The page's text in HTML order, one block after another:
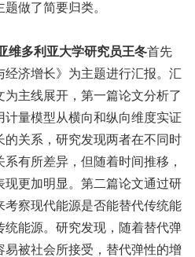
做了简要归类。
维多利亚大学研究员王冬首先
经济增长》为主题进行汇报。汇
主线展开，第一篇论文分析了
量模型从横向和纵向维度实证
关系，研究发现两者在不同时
有所差异，但随着时间推移，
更加明显。第二篇论文通过研
考察现代能源是否能替代传统能
能源。研究发现，随着替代弹
被社会所接受，替代弹性的增